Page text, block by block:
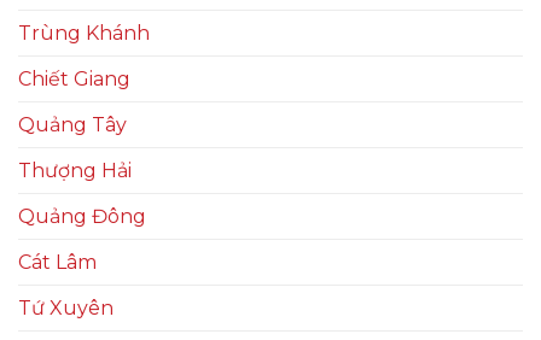
Trùng Khánh
Chiết Giang
Quảng Tây
Thượng Hải
Quảng Đông
Cát Lâm
Tứ Xuyên